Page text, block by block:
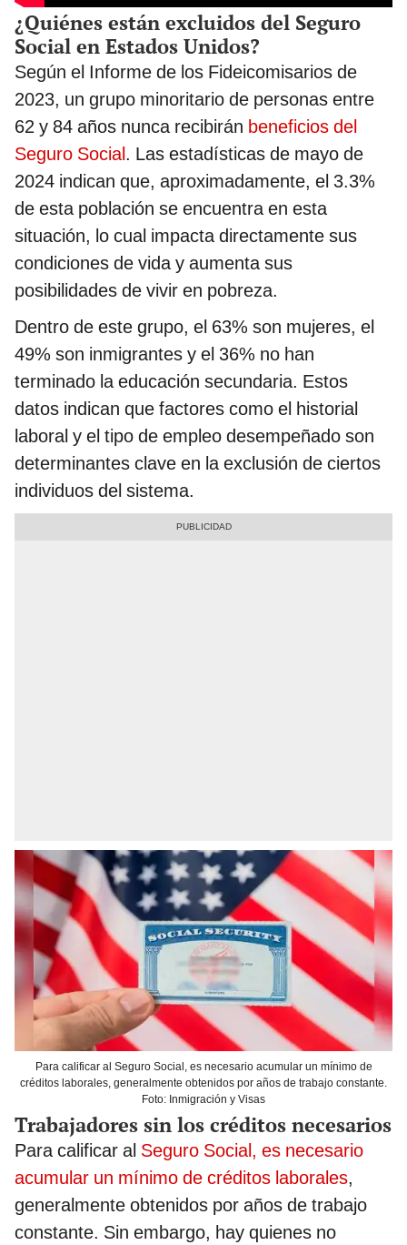
¿Quiénes están excluidos del Seguro
Social en Estados Unidos?
Según el Informe de los Fideicomisarios de
2023, un grupo minoritario de personas entre
62 y 84 años nunca recibirán beneficios del
Seguro Social. Las estadísticas de mayo de
2024 indican que, aproximadamente, el 3.3%
de esta población se encuentra en esta
situación, lo cual impacta directamente sus
condiciones de vida y aumenta sus
posibilidades de vivir en pobreza.
Dentro de este grupo, el 63% son mujeres, el
49% son inmigrantes y el 36% no han
terminado la educación secundaria. Estos
datos indican que factores como el historial
laboral y el tipo de empleo desempeñado son
determinantes clave en la exclusión de ciertos
individuos del sistema.
Para calificar al Seguro Social, es necesario acumular un mínimo de
créditos laborales, generalmente obtenidos por años de trabajo constante.
Foto: Inmigración y Visas
Trabajadores sin los créditos necesarios
Para calificar al Seguro Social, es necesario
acumular un mínimo de créditos laborales,
generalmente obtenidos por años de trabajo
constante. Sin embargo, hay quienes no